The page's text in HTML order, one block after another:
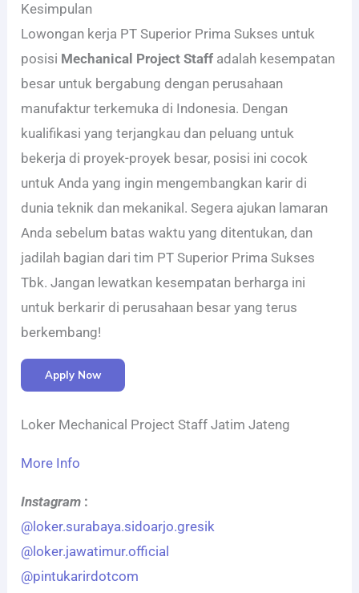
Kesimpulan
Lowongan kerja PT Superior Prima Sukses untuk
posisi Mechanical Project Staff adalah kesempatan
besar untuk bergabung dengan perusahaan
manufaktur terkemuka di Indonesia. Dengan
kualifikasi yang terjangkau dan peluang untuk
bekerja di proyek-proyek besar, posisi ini cocok
untuk Anda yang ingin mengembangkan karir di
dunia teknik dan mekanikal. Segera ajukan lamaran
Anda sebelum batas waktu yang ditentukan, dan
jadilah bagian dari tim PT Superior Prima Sukses
Tbk. Jangan lewatkan kesempatan berharga ini
untuk berkarir di perusahaan besar yang terus
berkembang!
Apply Now
Loker Mechanical Project Staff Jatim Jateng
More Info
Instagram :
@loker.surabaya.sidoarjo.gresik
@loker.jawatimur.official
@pintukarirdotcom